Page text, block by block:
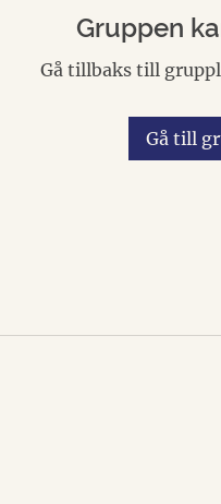
Gruppen
Gå tillbaks till
Gå till